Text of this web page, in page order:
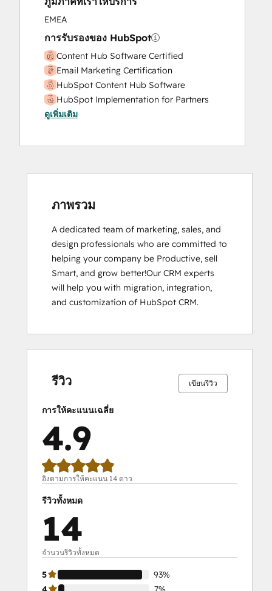
EMEA
การรับรองของ HubSpot
Content Hub Software Certified
Email Marketing Certification
HubSpot Content Hub Software
HubSpot Implementation for Partners
HubSpot Marketing Hub Software
HubSpot Sales Hub Software
HubSpot Solutions Partner
Inbound Sales
ดูเพิ่มเติม
ภาพรวม
A dedicated team of marketing, sales, and
design professionals who are committed to
helping your company be Productive, sell
Smart, and grow better!Our CRM experts
will help you with migration, integration,
and customization of HubSpot CRM.
รีวิว เขียนรีวิว
การให้คะแนนเฉลี่ย
4.9
อิงตามการให้คะแนน 14 ดาว
รีวิวทั้งหมด
14
จำนวนรีวิวทั้งหมด
5
93%
0%
0%
0%
93%